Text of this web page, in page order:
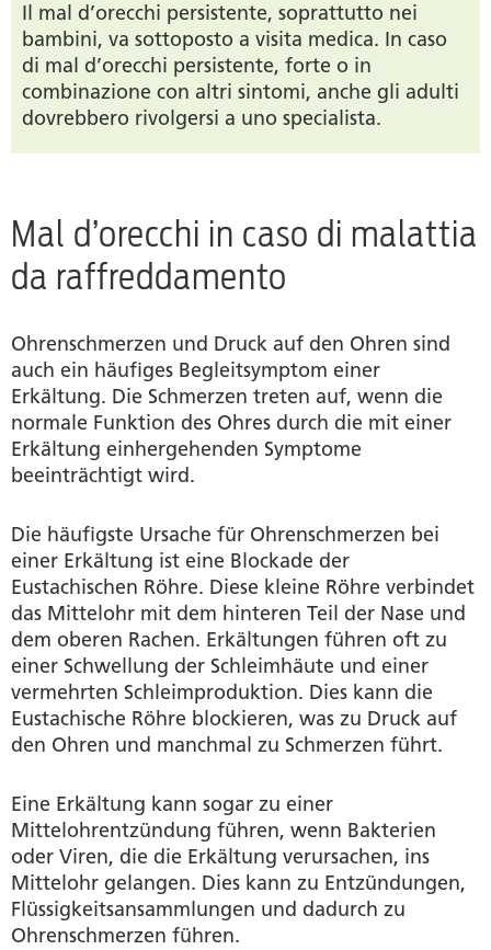
Il mal d’orecchi persistente, soprattutto nei
bambini, va sottoposto a visita medica. In caso
di mal d’orecchi persistente, forte o in
combinazione con altri sintomi, anche gli adulti
dovrebbero rivolgersi a uno specialista.
Mal d’orecchi in caso di malattia
da raffreddamento
Ohrenschmerzen und Druck auf den Ohren sind
auch ein häufiges Begleitsymptom einer
Erkältung. Die Schmerzen treten auf, wenn die
normale Funktion des Ohres durch die mit einer
Erkältung einhergehenden Symptome
beeinträchtigt wird.
Die häufigste Ursache für Ohrenschmerzen bei
einer Erkältung ist eine Blockade der
Eustachischen Röhre. Diese kleine Röhre verbindet
das Mittelohr mit dem hinteren Teil der Nase und
dem oberen Rachen. Erkältungen führen oft zu
einer Schwellung der Schleimhäute und einer
vermehrten Schleimproduktion. Dies kann die
Eustachische Röhre blockieren, was zu Druck auf
den Ohren und manchmal zu Schmerzen führt.
Eine Erkältung kann sogar zu einer
Mittelohrentzündung führen, wenn Bakterien
oder Viren, die die Erkältung verursachen, ins
Mittelohr gelangen. Dies kann zu Entzündungen,
Flüssigkeitsansammlungen und dadurch zu
Ohrenschmerzen führen.